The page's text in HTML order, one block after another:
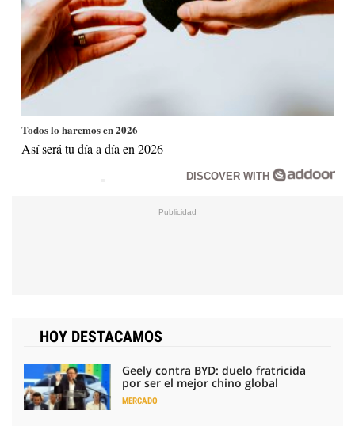
Todos lo haremos en 2026
Así será tu día a día en 2026
DISCOVER WITH
HOY DESTACAMOS
Geely contra BYD: duelo fratricida
por ser el mejor chino global
MERCADO